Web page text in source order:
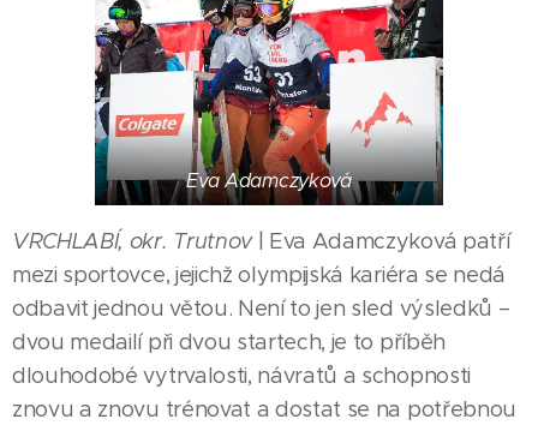
Eva Adamczyková
VRCHLABÍ, okr. Trutnov
| Eva Adamczyková patří
mezi sportovce, jejichž olympijská kariéra se nedá
odbavit jednou větou. Není to jen sled výsledků –
dvou medailí při dvou startech, je to příběh
dlouhodobé vytrvalosti, návratů a schopnosti
znovu a znovu trénovat a dostat se na potřebnou